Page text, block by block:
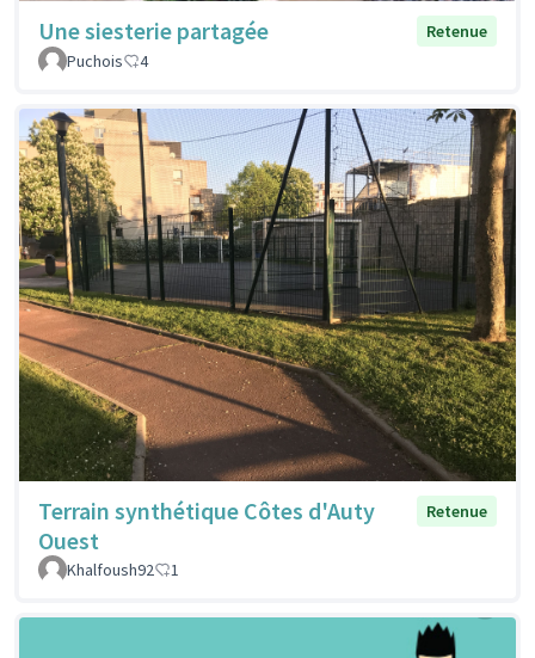
Une siesterie partagée
Retenue
Puchois
4
Terrain synthétique Côtes d'Auty
Ouest
Retenue
Khalfoush92 1